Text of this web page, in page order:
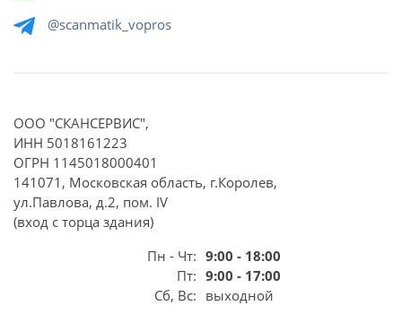
@scanmatik_vopros
ООО "СКАНСЕРВИС",
ИНН 5018161223
ОГРН 1145018000401
141071, Московская область, г.Королев,
ул.Павлова, д.2, пом. IV
(вход с торца здания)
Пн - Чт:
Пт:
Сб, Вс:
9:00 - 18:00
9:00 - 17:00
выходной